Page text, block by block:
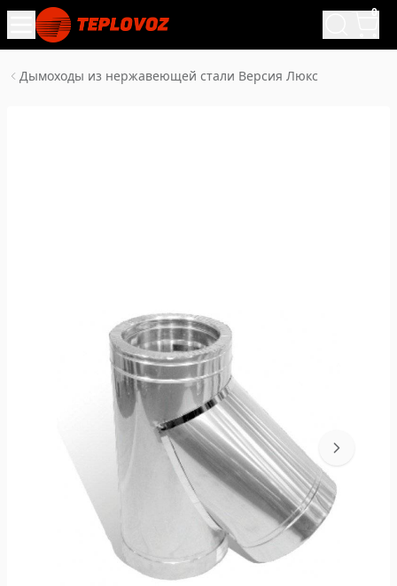
0
Дымоходы из нержавеющей стали Версия Люкс